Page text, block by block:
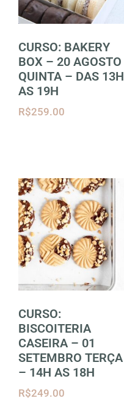
CURSO: BAKERY
BOX – 20 AGOSTO
QUINTA – DAS 13H
AS 19H
R$259.00
CURSO:
BISCOITERIA
CASEIRA – 01
SETEMBRO TERÇA
– 14H AS 18H
R$249.00